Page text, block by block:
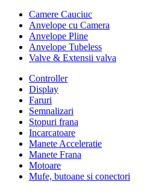
Camere Cauciuc
Anvelope cu Camera
Anvelope Pline
Anvelope Tubeless
Valve & Extensii valva
Controller
Display
Faruri
Semnalizari
Stopuri frana
Incarcatoare
Manete Acceleratie
Manete Frana
Motoare
Mufe, butoane si conectori